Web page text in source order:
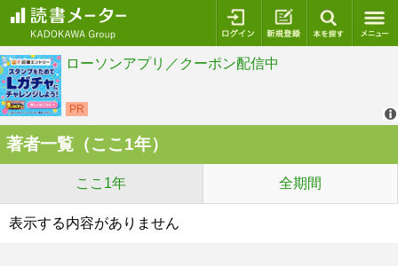
ログイン 新規登録
著者一覧（ここ1年）
ここ1年 全期間
表示する内容がありません